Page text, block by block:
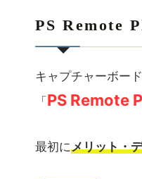
PS Remote
キャプチャーボー
「 PS Remote
最初にメリット・